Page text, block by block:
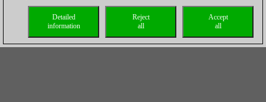
Accept
all
Reject
all
Detailed
information